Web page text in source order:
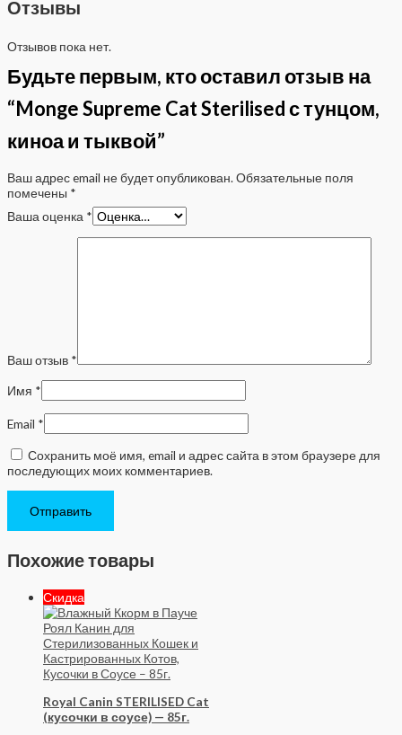
Отзывы
Отзывов пока нет.
Будьте первым, кто оставил отзыв на
“Monge Supreme Cat Sterilised с тунцом,
киноа и тыквой”
Ваш адрес email не будет опубликован. Обязательные поля
помечены *
Ваша оценка *
Ваш отзыв *
Имя *
Email *
Сохранить моё имя, email и адрес сайта в этом браузере для
последующих моих комментариев.
Похожие товары
Скидка
Royal Canin STERILISED Cat
(кусочки в соусе) — 85г.